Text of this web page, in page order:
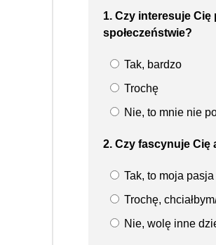
1. Czy interesuje
społeczeństwie?
Tak, bardzo
Trochę
Nie, to mnie nie
2. Czy fascynuje Cię
Tak, to moja pasja
Trochę,
Nie, wolę inne